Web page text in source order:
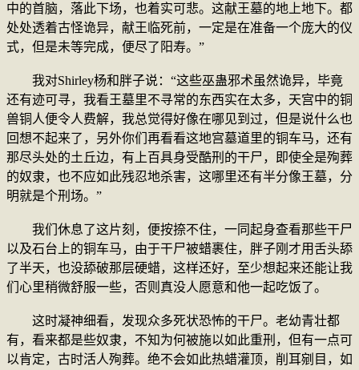
中的首脑，落此下场，也着实可悲。这献王墓的地上地下。都
处处透着古怪诡异，献王临死前，一定是在准备一个庞大的仪
式，但是未等完成，便尽了阳寿。”
我对Shirley杨和胖子说：“这些巫蛊邪术虽然诡异，毕竟
还有迹可寻，我看王墓里不寻常的东西实在太多，天宫中的铜
兽铜人便令人费解，我总觉得好像在哪见到过，但是说什么也
回想不起来了，另外你们再看看这地宫墓道里的铜车马，还有
那尽头处的土丘边，有上百具身受酷刑的干尸，即使全是殉葬
的奴隶，也不应如此残忍地杀害，这哪里还有半分像王墓，分
明就是个刑场。”
我们休息了这片刻，便按捺不住，一同起身查看那些干尸
以及石台上的铜车马，由于干尸被蜡裹住，胖子刚才用舌头舔
了半天，也没舔破那层硬蜡，这样还好，至少想起来还能让我
们心里稍微舒服一些，否则真没人愿意和他一起吃饭了。
这时凝神细看，发现众多死状恐怖的干尸。老幼青壮都
有，看来都是些奴隶，不知为何被施以如此重刑，但有一点可
以肯定，古时活人殉葬。绝不会如此热蜡灌顶，削耳剜目，如